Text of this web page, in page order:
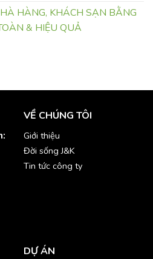
HÀNG, KHÁCH SẠN BẰNG
& HIỆU QUẢ
VỀ CHÚNG TÔI
Giới thiệu
Đời sống J&K
Tin tức công ty
DỰ ÁN